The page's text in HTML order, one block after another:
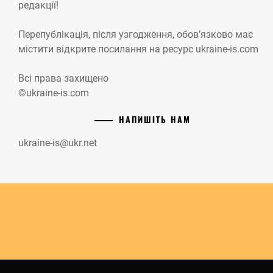
редакції!
Перепублікація, після узгодження, обов’язково має
містити відкрите посилання на ресурс ukraine-is.com
Всі права захищено
©ukraine-is.com
НАПИШІТЬ НАМ
ukraine-is@ukr.net